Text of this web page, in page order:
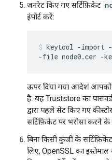
जनरेट किए गए सर्टिफ़िकेट
इंपोर्ट करें:
keytool -import
-file node0.cer -
ऊपर दिया गया आदेश आपको
है. यह Truststore का
द्वारा पहले सेट किए गए
सर्टिफ़िकेट पर भरोसा करने के
बिना किसी कुंजी के
लिए, OpenSSL का इस्तेमाल